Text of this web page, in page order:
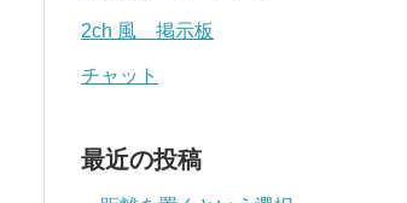
2ch 風 掲示板
チャット
最近の投稿